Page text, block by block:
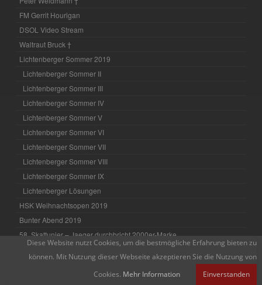
FM Gerrit Hourigan
DSOL Video Stream
Waltraut Bruck †
Lichtenberger Sommer 2019
Lichtenberger Sommer II
Lichtenberger Sommer III
Lichtenberger Sommer IV
Lichtenberger Sommer V
Lichtenberger Sommer VI
Lichtenberger Sommer VII
Lichtenberger Sommer VIII
Lichtenberger Sommer IX
Lichtenberger Lösungen
HSK Weihnachtsopen 2019
Bunter Abend 2019
58. Skattunier – Jaeger durchbricht 2000er-Marke
Blankeneser Open 2019
Diese Website nutzt Cookies, um die bestmögliche Erfahrung bieten zu
können. Mit Nutzung dieser Webseite akzeptieren Sie die Nutzung von
Cookies. Mehr Information Einverstanden